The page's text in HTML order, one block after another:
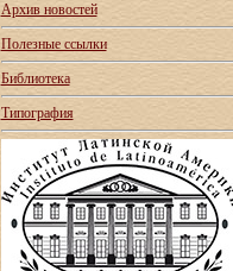
Архив новостей
Полезные ссылки
Библиотека
Типография